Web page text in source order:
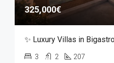
325,000€
3 2 207